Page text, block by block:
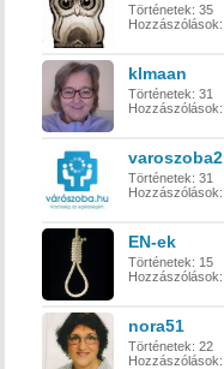
Történetek: 35
Hozzászólások:
klmaan
Történetek: 31
Hozzászólások:
varoszoba2
Történetek: 31
Hozzászólások:
EN-ek
Történetek: 15
Hozzászólások:
nora51
Történetek: 22
Hozzászólások: